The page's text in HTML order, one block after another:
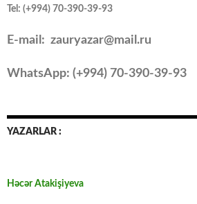
Tel: (+994) 70-390-39-93
E-mail: zauryazar@mail.ru
WhatsApp: (+994) 70-390-39-93
YAZARLAR :
Həcər Atakişiyeva